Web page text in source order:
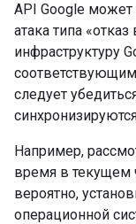
API Google может
атака типа
инфраструктуру
следует
Например,
время в текущем
вероятно,
операционной